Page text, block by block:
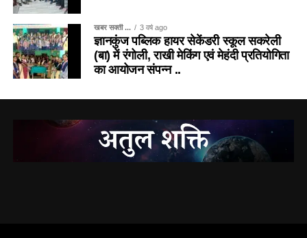
खबर सक्ती ... 3 वर्ष ago
ज्ञानकुंज पब्लिक हायर सेकेंडरी स्कूल सकरेली
(बा) में रंगोली, राखी मेकिंग एवं मेहंदी प्रतियोगिता
का आयोजन संपन्न ..